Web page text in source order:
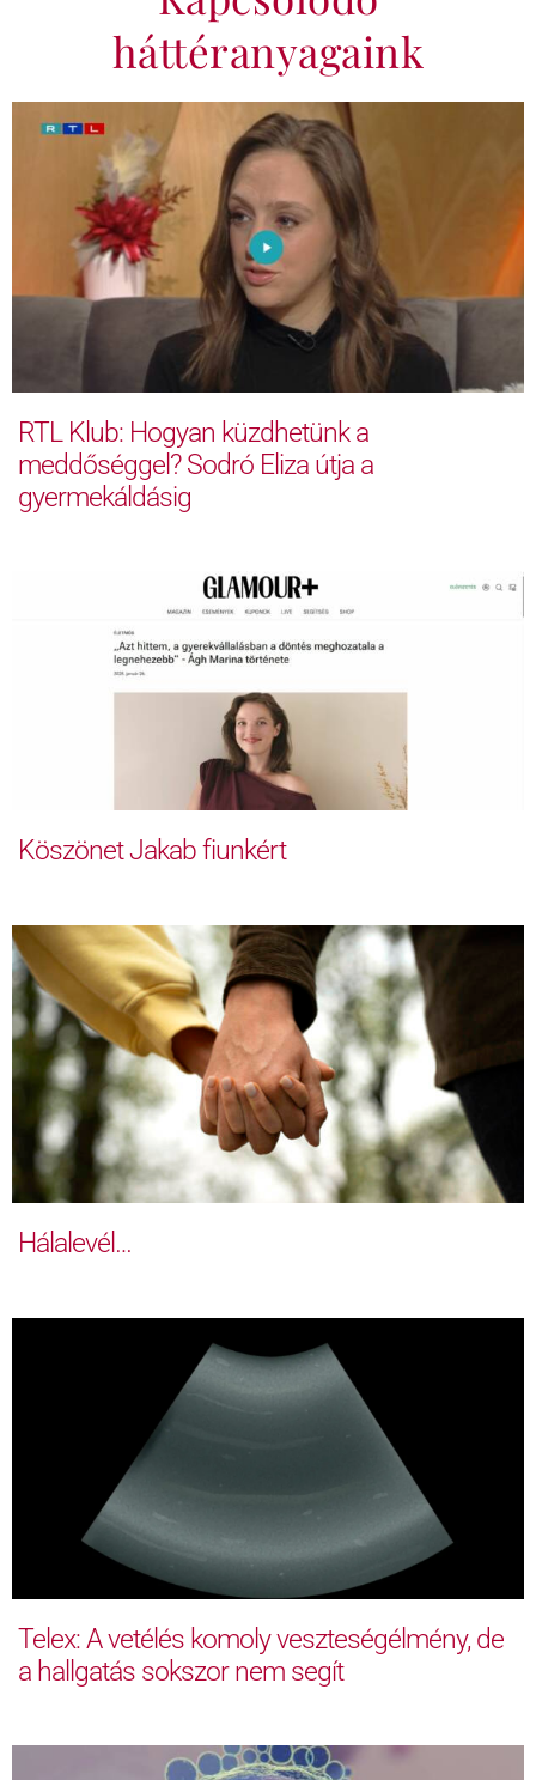
háttéranyagaink
RTL Klub: Hogyan küzdhetünk a
meddőséggel? Sodró Eliza útja a
gyermekáldásig
Köszönet Jakab fiunkért
Hálalevél…
Telex: A vetélés komoly veszteségélmény, de
a hallgatás sokszor nem segít